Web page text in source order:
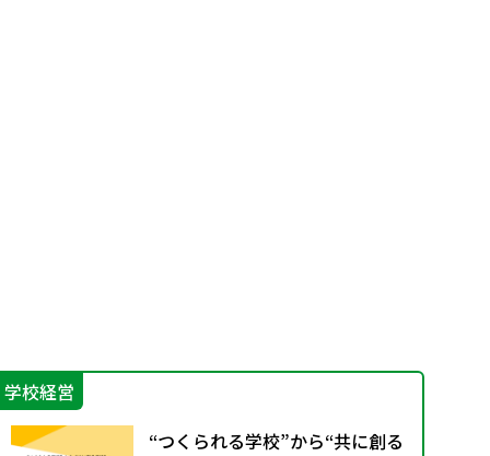
学校経営
“つくられる学校”から“共に創る